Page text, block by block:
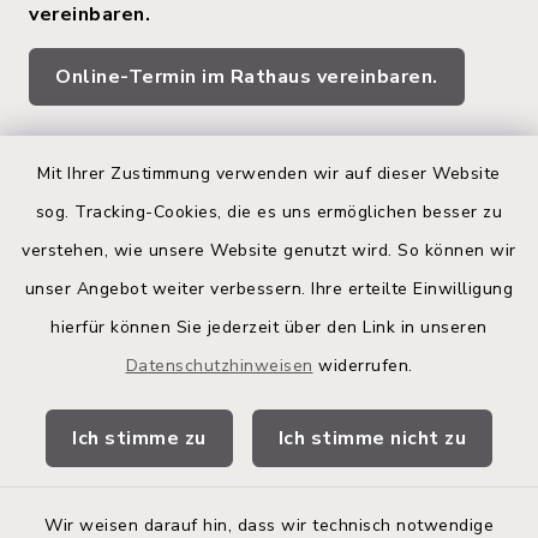
Mit Ihrer Zustimmung verwenden wir auf dieser Website
sog. Tracking-Cookies, die es uns ermöglichen besser zu
verstehen, wie unsere Website genutzt wird. So können wir
unser Angebot weiter verbessern. Ihre erteilte Einwilligung
hierfür können Sie jederzeit über den Link in unseren
Datenschutzhinweisen widerrufen.
Ich stimme zu Ich stimme nicht zu
Wir weisen darauf hin, dass wir technisch notwendige
vereinbaren.
Online-Termin im Rathaus vereinbaren.
Quicklinks
Land Schleswig-Holstein
Kita-Portal
Bürgerinformationsbroschüre